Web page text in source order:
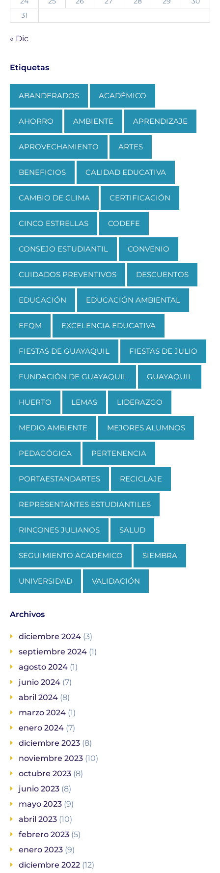
31
« Dic
Etiquetas
ABANDERADOS ACADÉMICO
AHORRO AMBIENTE APRENDIZAJE
APROVECHAMIENTO ARTES
BENEFICIOS CALIDAD EDUCATIVA
CAMBIO DE CLIMA CERTIFICACIÓN
CINCO ESTRELLAS CODEFE
CONSEJO ESTUDIANTIL CONVENIO
CUIDADOS PREVENTIVOS DESCUENTOS
EDUCACIÓN EDUCACIÓN AMBIENTAL
EFQM EXCELENCIA EDUCATIVA
FIESTAS DE GUAYAQUIL FIESTAS DE JULIO
FUNDACIÓN DE GUAYAQUIL GUAYAQUIL
HUERTO LEMAS LIDERAZGO
MEDIO AMBIENTE MEJORES ALUMNOS
PEDAGÓGICA PERTENENCIA
PORTAESTANDARTES RECICLAJE
REPRESENTANTES ESTUDIANTILES
RINCONES JULIANOS SALUD
SEGUIMIENTO ACADÉMICO SIEMBRA
UNIVERSIDAD VALIDACIÓN
Archivos
diciembre 2024 (3)
septiembre 2024 (1)
agosto 2024 (1)
junio 2024 (7)
abril 2024 (8)
marzo 2024 (1)
enero 2024 (7)
diciembre 2023 (8)
noviembre 2023 (10)
octubre 2023 (8)
junio 2023 (8)
mayo 2023 (9)
abril 2023 (10)
febrero 2023 (5)
enero 2023 (9)
diciembre 2022 (12)